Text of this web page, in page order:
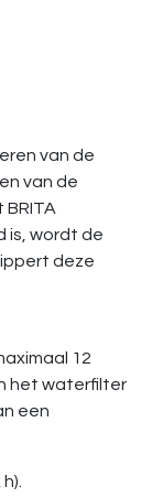
van de
van de
is, wordt de
deze
12
het waterfilter
een